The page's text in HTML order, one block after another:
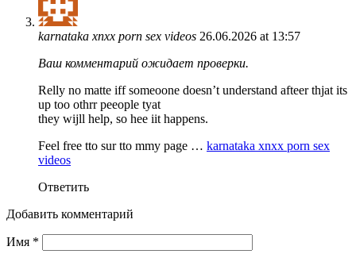
karnataka xnxx porn sex videos 26.06.2026 at 13:57
Ваш комментарий ожидает проверки.
Relly no matte iff someoone doesn’t understand afteer thjat its
up too othrr peeople tyat
they wijll help, so hee iit happens.
Feel free tto sur tto mmy page … karnataka xnxx porn sex
videos
Ответить
Добавить комментарий
Имя *